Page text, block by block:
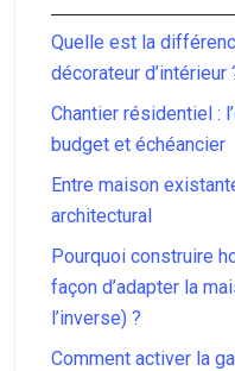
Quelle est la
décorateur d’intérieur
Chantier résidentiel :
budget et échéancier
Entre maison
architectural
Pourquoi construire
façon d’adapter la
l’inverse) ?
Comment activer la